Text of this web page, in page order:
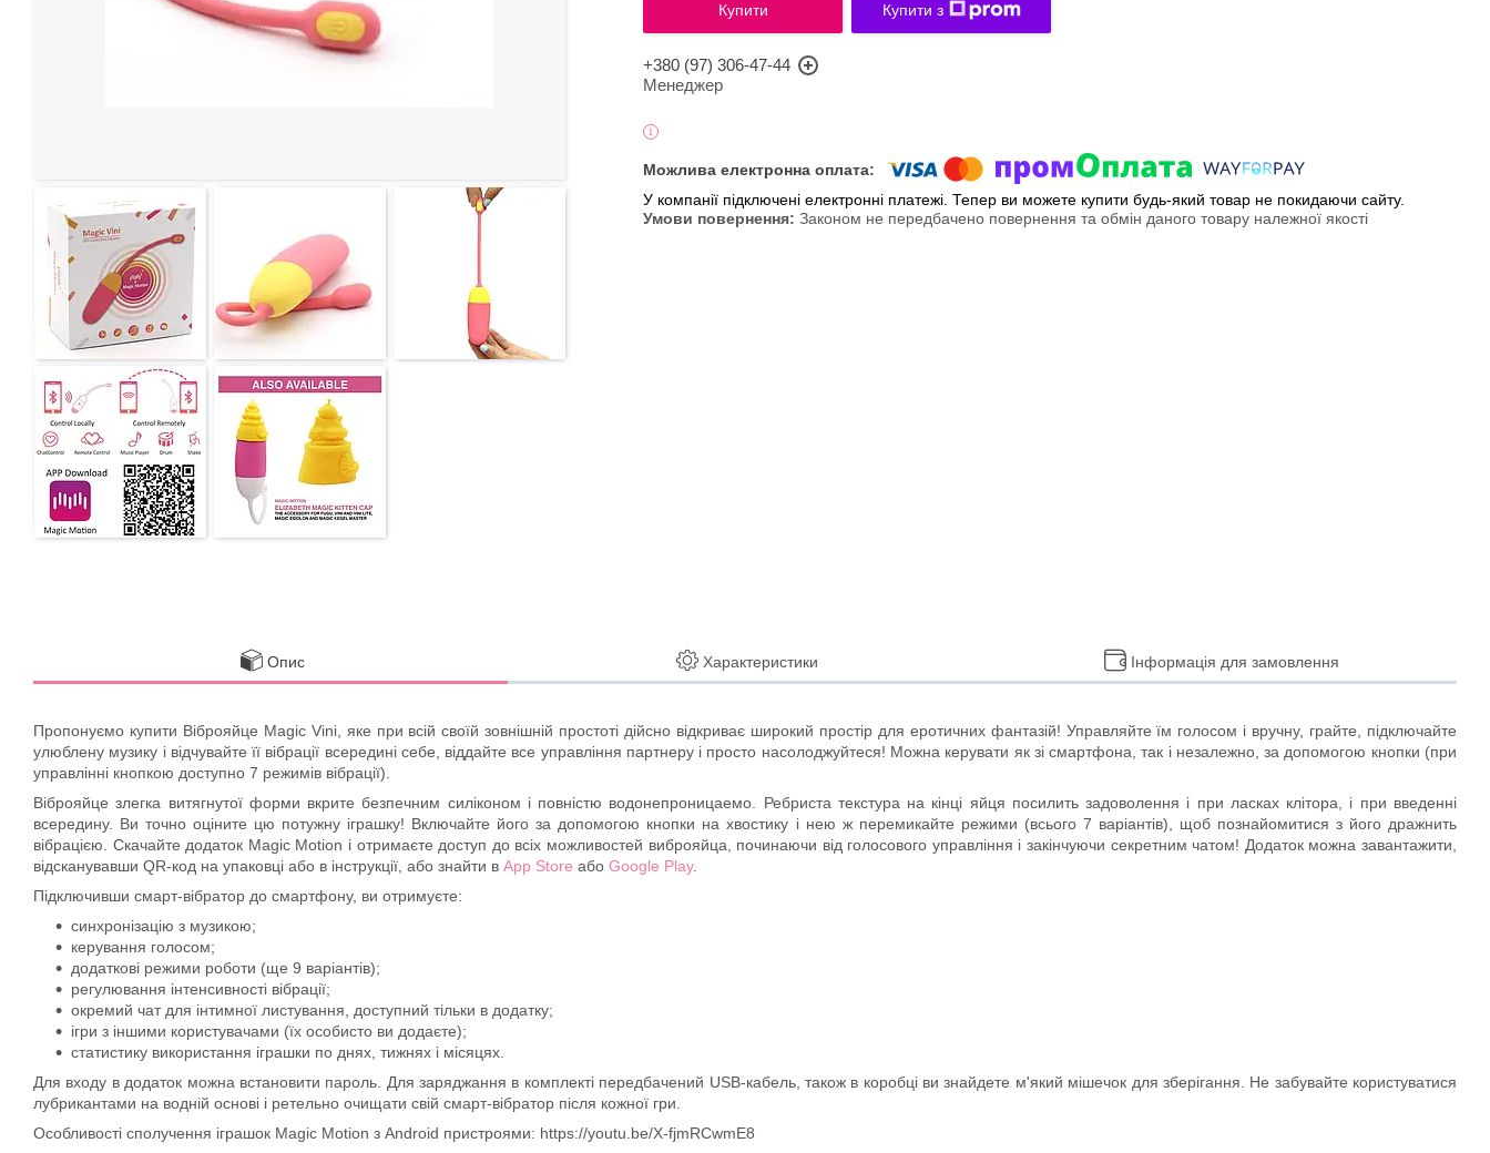
Купити Купити з
+380 (97) 306-47-44
Менеджер
У компанії підключені електронні платежі. Тепер ви можете купити будь-який товар не покидаючи сайту.
Законом не передбачено повернення та обмін даного товару належної якості
Опис Характеристики Інформація для замовлення
Пропонуємо купити Віброяйце Magic Vini, яке при всій своїй зовнішній простоті дійсно відкриває широкий простір для еротичних фантазій! Управляйте їм голосом і вручну, грайте, підключайте
улюблену музику і відчувайте її вібрації всередині себе, віддайте все управління партнеру і просто насолоджуйтеся! Можна керувати як зі смартфона, так і незалежно, за допомогою кнопки (при
управлінні кнопкою доступно 7 режимів вібрації).
Віброяйце злегка витягнутої форми вкрите безпечним силіконом і повністю водонепроницаемо. Ребриста текстура на кінці яйця посилить задоволення і при ласках клітора, і при введенні
всередину. Ви точно оціните цю потужну іграшку! Включайте його за допомогою кнопки на хвостику і нею ж перемикайте режими (всього 7 варіантів), щоб познайомитися з його дражнить
вібрацією. Скачайте додаток Magic Motion і отримаєте доступ до всіх можливостей виброяйца, починаючи від голосового управління і закінчуючи секретним чатом! Додаток можна завантажити,
відсканувавши QR-код на упаковці або в інструкції, або знайти в App Store або Google Play.
Підключивши смарт-вібратор до смартфону, ви отримуєте:
синхронізацію з музикою;
керування голосом;
додаткові режими роботи (ще 9 варіантів);
регулювання інтенсивності вібрації;
окремий чат для інтимної листування, доступний тільки в додатку;
ігри з іншими користувачами (їх особисто ви додаєте);
статистику використання іграшки по днях, тижнях і місяцях.
Для входу в додаток можна встановити пароль. Для заряджання в комплекті передбачений USB-кабель, також в коробці ви знайдете м'який мішечок для зберігання. Не забувайте користуватися
лубрикантами на водній основі і ретельно очищати свій смарт-вібратор після кожної гри.
Особливості сполучення іграшок Magic Motion з Android пристроями: https://youtu.be/X-fjmRCwmE8